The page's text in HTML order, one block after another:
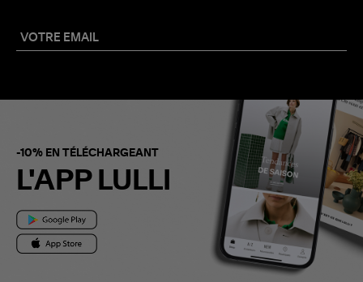
-10% EN TÉLÉCHARGEANT
L'APP LULLI